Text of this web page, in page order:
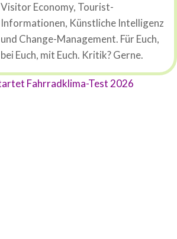
Visitor Economy, Tourist-
Informationen, Künstliche Intelligenz
und Change-Management. Für Euch,
bei Euch, mit Euch. Kritik? Gerne.